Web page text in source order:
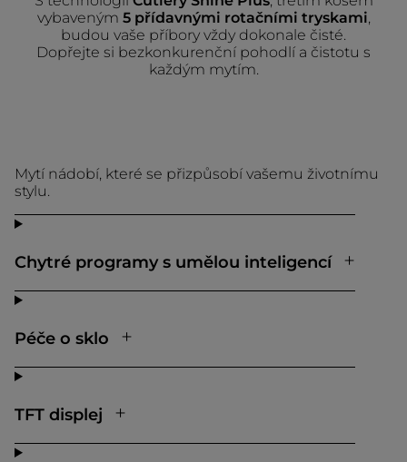
vybaveným 5 přídavnými rotačními tryskami,
budou vaše příbory vždy dokonale čisté.
Dopřejte si bezkonkurenční pohodlí a čistotu s
každým mytím.
Mytí nádobí, které se přizpůsobí vašemu životnímu
stylu.
Chytré programy s umělou inteligencí
Péče o sklo
TFT displej